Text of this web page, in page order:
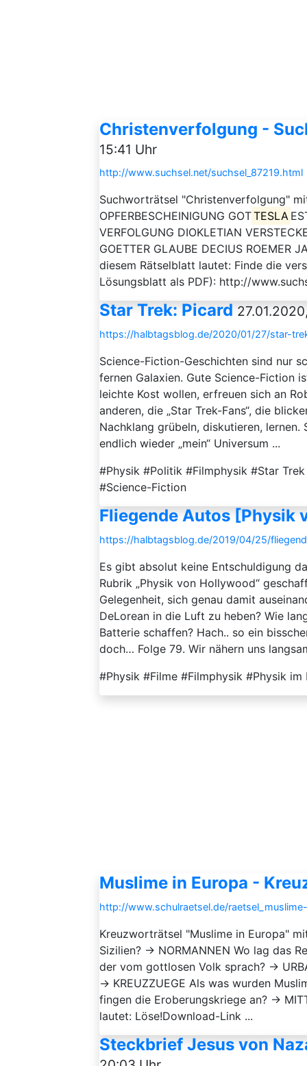
Christenverfolgung -
15:41 Uhr
http://www.suchsel.net/suchsel_87219.html
Suchworträtsel "Christenverfolgung"
OPFERBESCHEINIGUNG GOTTESLA
VERFOLGUNG DIOKLETIAN
GOETTER GLAUBE DECIUS ROEMER
diesem Rätselblatt lautet: Finde die
Lösungsblatt als PDF): http://
Star Trek: Picard
https://halbtagsblog.de/2020/01/27/star-
Science-Fiction-Geschichten sind nur
fernen Galaxien. Gute Science-Fiction
leichte Kost wollen, erfreuen sich an
anderen, die „Star Trek-Fans“, die
Nachklang grübeln, diskutieren,
endlich wieder „mein“ Universum ...
#Physik #Politik #Filmphysik #Star
#Science-Fiction
Fliegende Autos [Physik
https://halbtagsblog.de/2019/04/25/
Es gibt absolut keine Entschuldigung
Rubrik „Physik von Hollywood“
Gelegenheit, sich genau damit
DeLorean in die Luft zu heben? Wie
Batterie schaffen? Hach.. so ein
doch… Folge 79. Wir nähern uns
#Physik #Filme #Filmphysik #Physik
Muslime in Europa -
http://www.schulraetsel.de/
Kreuzworträtsel "Muslime in Europa"
Sizilien? → NORMANNEN Wo lag das
der vom gottlosen Volk sprach? →
→ KREUZZUEGE Als was wurden
fingen die Eroberungskriege an? →
lautet: Löse!Download-Link ...
Steckbrief Jesus von